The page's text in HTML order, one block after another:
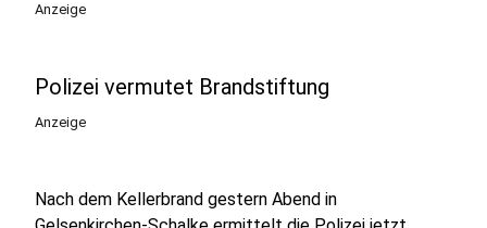
Anzeige
Polizei vermutet Brandstiftung
Anzeige
Nach dem Kellerbrand gestern Abend in